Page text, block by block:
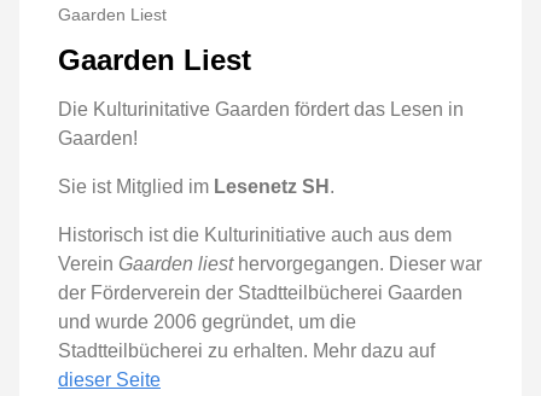
Gaarden Liest
Gaarden Liest
Die Kulturinitative Gaarden fördert das Lesen in
Gaarden!
Sie ist Mitglied im Lesenetz SH .
Historisch ist die Kulturinitiative auch aus dem
Verein Gaarden liesthervorgegangen. Dieser war
der Förderverein der Stadtteilbücherei Gaarden
und wurde 2006 gegründet, um die
Stadtteilbücherei zu erhalten. Mehr dazu auf
dieser Seite